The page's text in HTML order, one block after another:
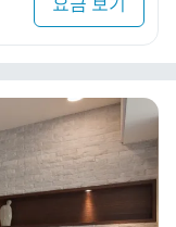
요금 보기